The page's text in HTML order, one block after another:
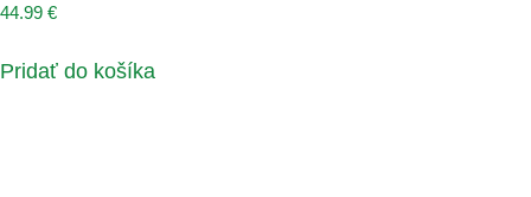
44.99 €
Pridať do košíka